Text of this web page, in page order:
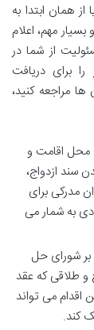
همان ابتدا به
مهم، اعلام
از شما در
برای دریافت
مراجعه کنید،
محل اقامت و
سند ازدواج،
مدرکی برای
به شمار می
شورای حل
و طلاقی که عقد
اقدام می تواند
کند.